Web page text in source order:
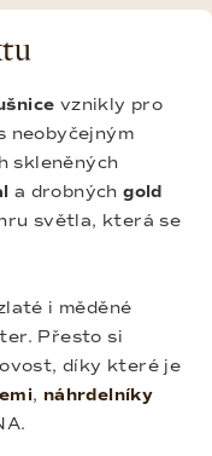
vznikly pro
neobyčejným
skleněných
a drobnýchgold
světla, která se
i měděné
Přesto si
díky které je
, náhrdelníky